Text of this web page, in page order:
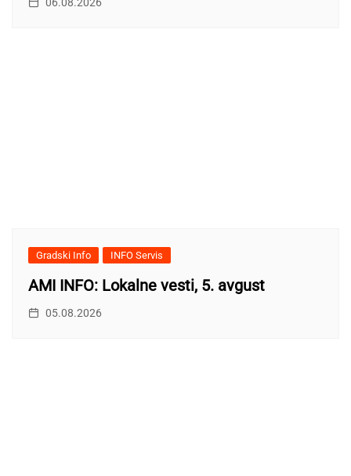
Gradski Info INFO Servis
AMI INFO: Lokalne vesti, 5. avgust
05.08.2026